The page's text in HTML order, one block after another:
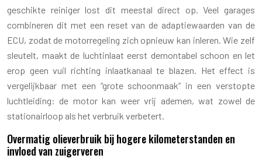
geschikte reiniger lost dit meestal direct op. Veel garages
combineren dit met een reset van de adaptiewaarden van de
ECU, zodat de motorregeling zich opnieuw kan inleren. Wie zelf
sleutelt, maakt de luchtinlaat eerst demontabel schoon en let
erop geen vuil richting inlaatkanaal te blazen. Het effect is
vergelijkbaar met een “grote schoonmaak” in een verstopte
luchtleiding: de motor kan weer vrij ademen, wat zowel de
stationairloop als het verbruik verbetert.
Overmatig olieverbruik bij hogere kilometerstanden en
invloed van zuigerveren